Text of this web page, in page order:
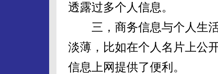
透露过多个人信息。
三，商务信息与个人生活
淡薄，比如在个人名片上公
信息上网提供了便利。